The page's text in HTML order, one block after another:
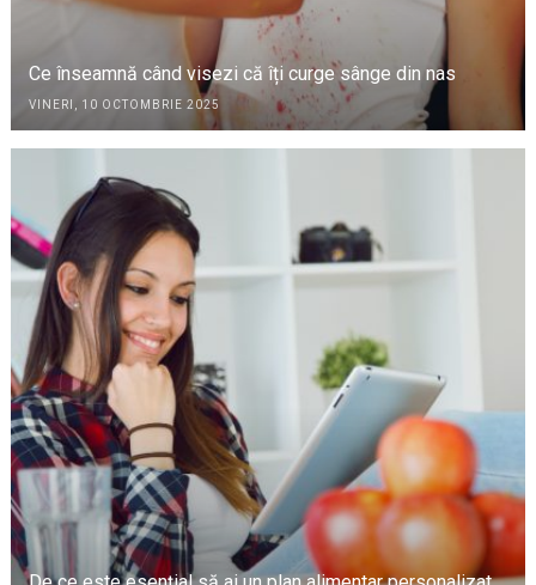
Ce înseamnă când visezi că îți curge sânge din nas
VINERI, 10 OCTOMBRIE 2025